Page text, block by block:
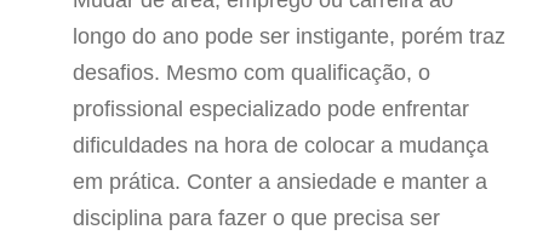
longo do ano pode ser instigante, porém traz
desafios. Mesmo com qualificação, o
profissional especializado pode enfrentar
dificuldades na hora de colocar a mudança
em prática. Conter a ansiedade e manter a
disciplina para fazer o que precisa ser